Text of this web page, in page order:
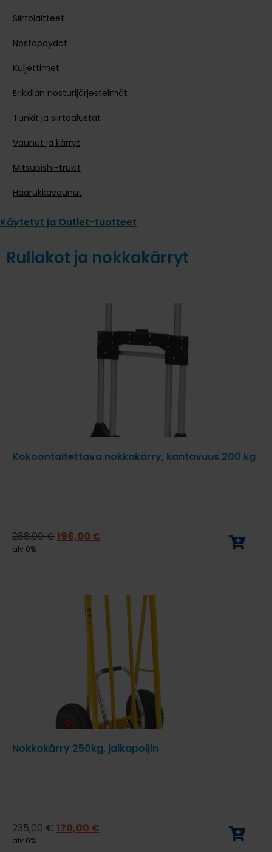
Siirtolaitteet
Nostopöydät
Kuljettimet
Erikkilan nosturijärjestelmät
Tunkit ja siirtoalustat
Vaunut ja kärryt
Mitsubishi-trukit
Haarukkavaunut
Käytetyt ja Outlet-tuotteet
Rullakot ja nokkakärryt
Kokoontaitettava nokkakärry, kantavuus 200 kg
288,00€198,00 €
alv 0%
Nokkakärry 250kg, jalkapoljin
235,00€170,00 €
alv 0%